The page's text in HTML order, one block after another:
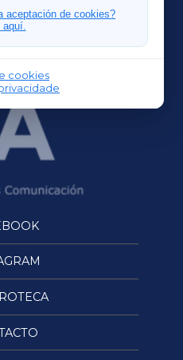
aceptación de cookies?
aquí.
cookies